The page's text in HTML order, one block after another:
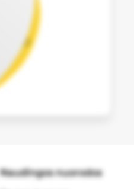
Naudingos nuorodos